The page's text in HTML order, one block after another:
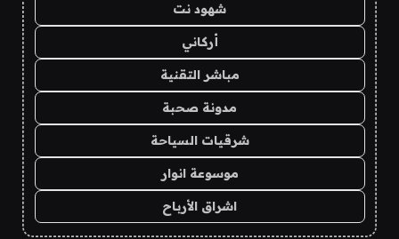
شهود نت
أركاني
مباشر التقنية
مدونة صحبة
شرقيات السياحة
موسوعة انوار
اشراق الأرباح